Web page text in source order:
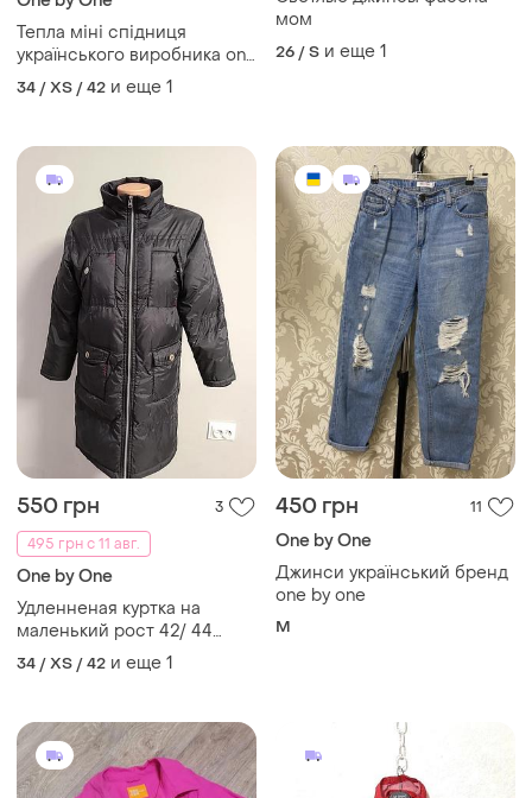
Тепла міні спідниця
українського виробника one
by one, розмір xs (34)
34 / XS / 42 и еще 1
мом
26 / S и еще 1
550 грн
3
495 грн с 11 авг.
One by One
Удленненая куртка на
маленький рост 42/ 44
размер.
34 / XS / 42 и еще 1
450 грн 11
One by One
Джинси український бренд
one by one
M